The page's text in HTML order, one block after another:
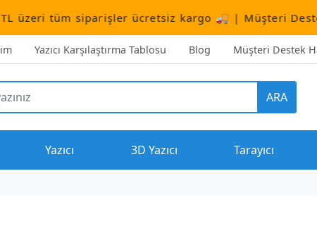
siparişler ücretsiz kargo 🚚 | Müşteri Destek:+90
Yazıcı Karşılaştırma Tablosu Blog Müşteri Destek
ARA
Yazıcı 3D Yazıcı Tarayıcı